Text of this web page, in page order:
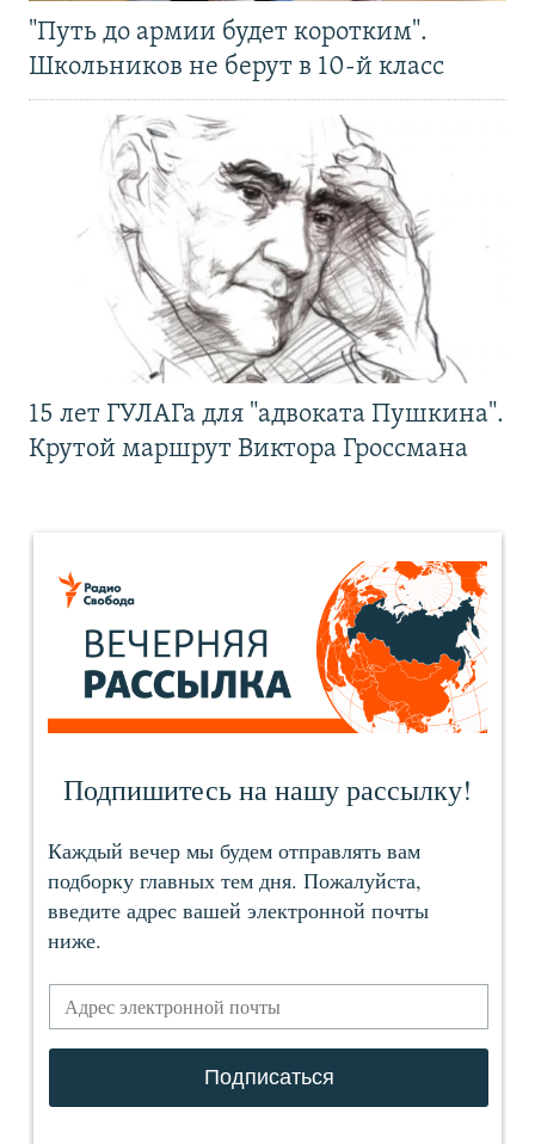
"Путь до армии будет коротким".
Школьников не берут в 10-й класс
15 лет ГУЛАГа для "адвоката Пушкина".
Крутой маршрут Виктора Гроссмана